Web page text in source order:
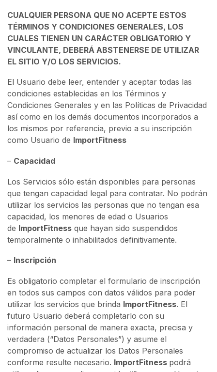
CUALQUIER PERSONA QUE NO ACEPTE ESTOS
TÉRMINOS Y CONDICIONES GENERALES, LOS
CUALES TIENEN UN CARÁCTER OBLIGATORIO Y
VINCULANTE, DEBERÁ ABSTENERSE DE UTILIZAR
EL SITIO Y/O LOS SERVICIOS.
El Usuario debe leer, entender y aceptar todas las
condiciones establecidas en los Términos y
Condiciones Generales y en las Políticas de Privacidad
así como en los demás documentos incorporados a
los mismos por referencia, previo a su inscripción
como Usuario de ImportFitness
– Capacidad
Los Servicios sólo están disponibles para personas
que tengan capacidad legal para contratar. No podrán
utilizar los servicios las personas que no tengan esa
capacidad, los menores de edad o Usuarios
de ImportFitness que hayan sido suspendidos
temporalmente o inhabilitados definitivamente.
– Inscripción
Es obligatorio completar el formulario de inscripción
en todos sus campos con datos válidos para poder
utilizar los servicios que brinda ImportFitness. El
futuro Usuario deberá completarlo con su
información personal de manera exacta, precisa y
verdadera (“Datos Personales”) y asume el
compromiso de actualizar los Datos Personales
conforme resulte necesario. ImportFitness podrá